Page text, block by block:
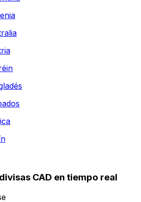
CAD en tiempo real